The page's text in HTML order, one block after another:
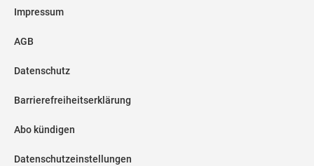
Impressum
AGB
Datenschutz
Barrierefreiheitserklärung
Abo kündigen
Datenschutzeinstellungen